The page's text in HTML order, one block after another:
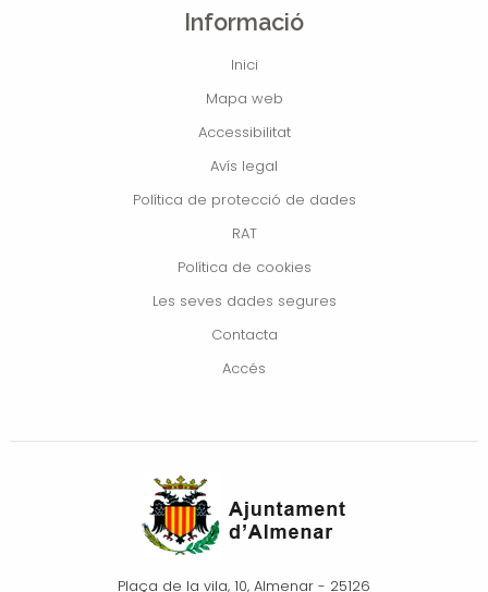
Informació
Inici
Mapa web
Accessibilitat
Avís legal
Política de protecció de dades
RAT
Política de cookies
Les seves dades segures
Contacta
Accés
Plaça de la vila, 10, Almenar - 25126